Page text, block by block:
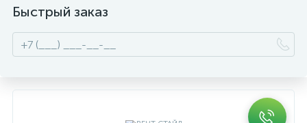
Быстрый заказ